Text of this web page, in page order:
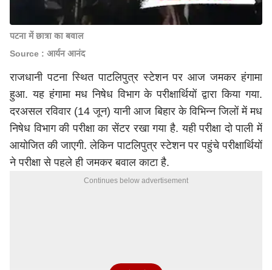
पटना में छात्रा का बवाल
Source : आर्यन आनंद
राजधानी पटना स्थित पाटलिपुत्र स्टेशन पर आज जमकर हंगामा
हुआ. यह हंगामा मध निषेध विभाग के परीक्षार्थियों द्वारा किया गया.
दरअसल रविवार (14 जून) यानी आज बिहार के विभिन्न जिलों में मध
निषेध विभाग की परीक्षा का सेंटर रखा गया है. यही परीक्षा दो पाली में
आयोजित की जाएगी. लेकिन पाटलिपुत्र स्टेशन पर पहुंचे परीक्षार्थियों
ने परीक्षा से पहले ही जमकर बवाल काटा है.
Continues below advertisement